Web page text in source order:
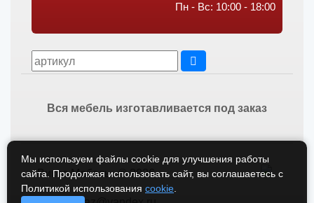
Пн - Вс: 10:00 - 18:00
Вся мебель изготавливается под заказ
Викос Мебель © 2026
Мы используем файлы cookie для улучшения работы
сайта. Продолжая использовать сайт, вы соглашаетесь с
Политикой использования cookie